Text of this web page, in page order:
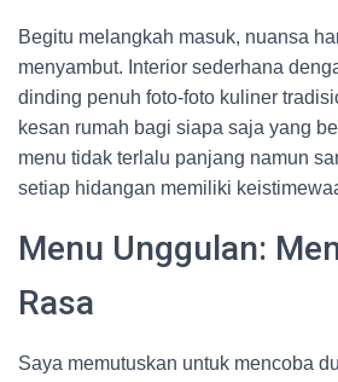
Begitu melangkah masuk, nuansa
menyambut. Interior sederhana
dinding penuh foto-foto kuliner
kesan rumah bagi siapa saja yang
menu tidak terlalu panjang namun
setiap hidangan memiliki
Menu Unggulan:
Rasa
Saya memutuskan untuk mencoba